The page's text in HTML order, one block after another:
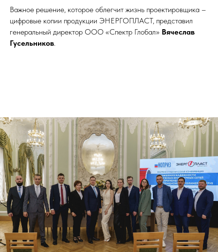
Важное решение, которое облегчит жизнь проектировщика –
цифровые копии продукции ЭНЕРГОПЛАСТ, представил
генеральный директор ООО «Спектр Глобал» Вячеслав
Гусельников